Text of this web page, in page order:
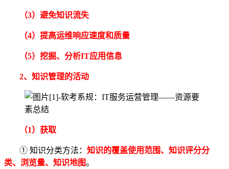
（3）避免知识流失
（4）提高运维响应速度和质量
（5）挖掘、分析IT应用信息
2、知识管理的活动
（1）获取
① 知识分类方法： 知识的覆盖使用范围、知识评分分
类、浏览量、知识地图。